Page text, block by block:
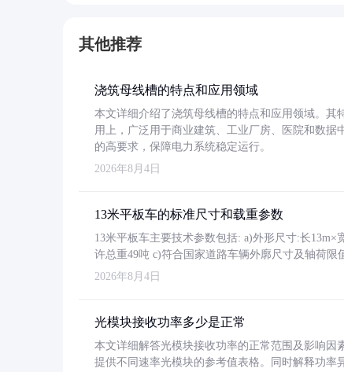
其他推荐
浇筑母线槽的特点和应用领域
本文详细介绍了浇筑母线槽的特点和应用领域。
用上，广泛用于商业建筑、工业厂房、医院和数
的高要求，保障电力系统稳定运行。
2026年8月4日
13米平板车的标准尺寸和载重参数
13米平板车主要技术参数包括: a)外形尺寸:长13m×
许总重49吨 c)符合国家道路车辆外廓尺寸及轴荷限
2026年8月4日
光模块接收功率多少是正常
本文详细解答光模块接收功率的正常范围及影响因
提供不同速率光模块的参考值表格。同时解释功